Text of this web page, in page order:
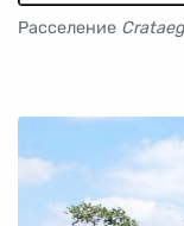
Расселение